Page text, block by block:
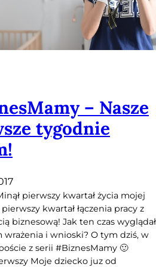
– Nasze
tygodnie
pierwszy kwartał życia mojej
kwartał łączenia pracy z
biznesową! Jak ten czas
wrażenia i wnioski? O tym dziś, w
z serii #BiznesMamy 🙂
Moje dziecko juz od